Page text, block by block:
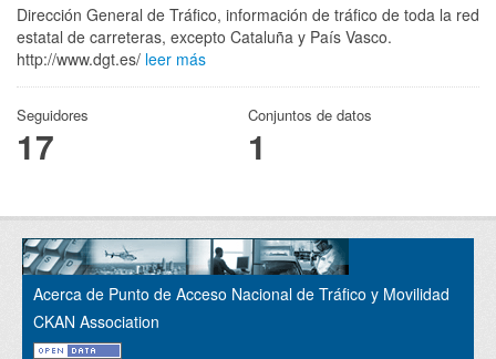
Dirección General de Tráfico, información de tráfico de toda la red
estatal de carreteras, excepto Cataluña y País Vasco.
http://www.dgt.es/ leer más
Seguidores
17
Conjuntos de datos
1
Acerca de Punto de Acceso Nacional de Tráfico y Movilidad
CKAN Association